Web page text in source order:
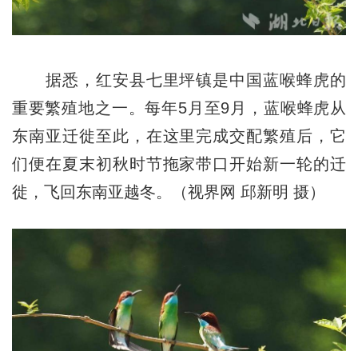
据悉，红安县七里坪镇是中国蓝喉蜂虎的
重要繁殖地之一。每年5月至9月，蓝喉蜂虎从
东南亚迁徙至此，在这里完成交配繁殖后，它
们便在夏末初秋时节拖家带口开始新一轮的迁
徙，飞回东南亚越冬。（视界网 邱新明 摄）